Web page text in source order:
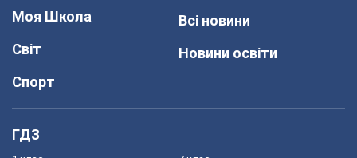
Моя Школа
Світ
Спорт
Всі новини
Новини освіти
ГДЗ